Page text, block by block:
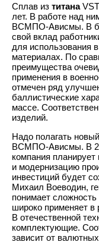
Сплав из титана
лет. В работе над
ВСМПО-Ависмы. В
свой вклад
для использования
материалах. По
преимущества
применения в
отмечен ряд
баллистические
массе.
изделий.
Надо полагать
ВСМПО-Ависмы. В
компания
и модернизацию
инвестиций будет
Михаил Воеводин,
понимает
широко применяет в
В отечественной
комплектующие.
зависит от